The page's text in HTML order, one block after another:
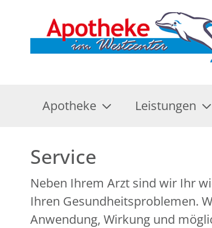
Apotheke Leistungen
Service
Neben Ihrem Arzt sind wir Ihr
Ihren Gesundheitsproblemen.
Anwendung, Wirkung und
Untersuchungen und Tests,
medizinischen Geräten und